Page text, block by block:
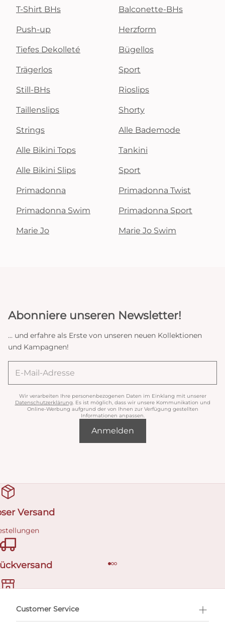
T-Shirt BHs Balconette-BHs
Push-up Herzform
Tiefes Dekolleté Bügellos
Trägerlos Sport
Still-BHs Rioslips
Taillenslips Shorty
Strings Alle Bademode
Alle Bikini Tops Tankini
Alle Bikini Slips Sport
Primadonna Primadonna Twist
Primadonna Swim Primadonna Sport
Marie Jo Marie Jo Swim
Abonniere unseren Newsletter!
... und erfahre als Erste von unseren neuen Kollektionen
und Kampagnen!
Wir verarbeiten Ihre personenbezogenen Daten im Einklang mit unserer
Datenschutzerklärung . Es ist möglich, dass wir unsere Kommunikation und
Online-Werbung aufgrund der von Ihnen zur Verfügung gestellten
Informationen anpassen.
Anmelden
Versand
buchen
Customer Service